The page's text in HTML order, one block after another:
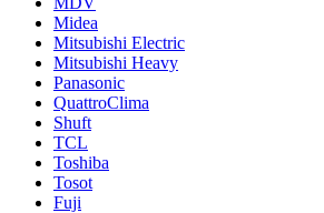
Midea
Mitsubishi Electric
Mitsubishi Heavy
Panasonic
QuattroClima
Shuft
TCL
Toshiba
Tosot
Fuji